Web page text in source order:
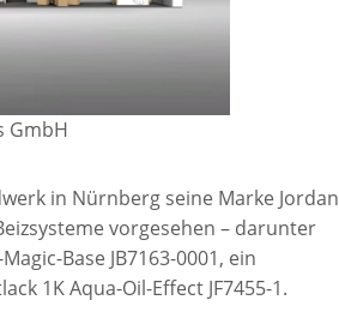
GmbH
in Nürnberg seine Marke Jordan
vorgesehen – darunter
Base JB7163-0001, ein
1K Aqua-Oil-Effect JF7455-1.